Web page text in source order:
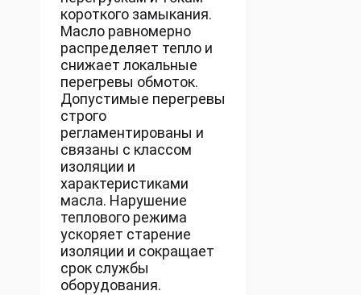
короткого замыкания.
Масло равномерно
распределяет тепло и
снижает локальные
перегревы обмоток.
Допустимые перегревы
строго
регламентированы и
связаны с классом
изоляции и
характеристиками
масла. Нарушение
теплового режима
ускоряет старение
изоляции и сокращает
срок службы
оборудования.